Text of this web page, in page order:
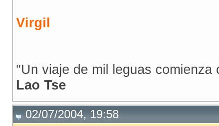
Virgil
"Un viaje de mil leguas comienza
Lao Tse
02/07/2004, 19:58